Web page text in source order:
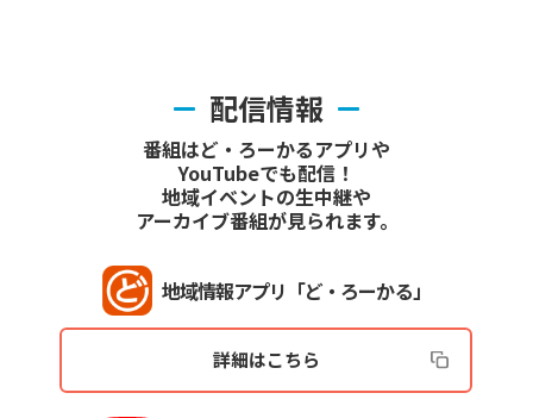
配信情報
番組はど・ろーかるアプリや
YouTubeでも配信！
地域イベントの生中継や
アーカイブ番組が見られます。
地域情報アプリ「ど・ろーかる」
詳細はこちら